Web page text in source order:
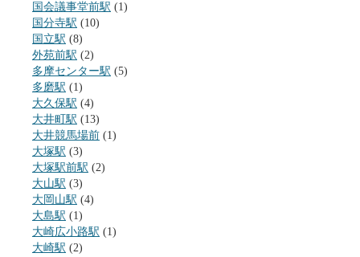
国会議事堂前駅 (1)
国分寺駅 (10)
国立駅 (8)
外苑前駅 (2)
多摩センター駅 (5)
多磨駅 (1)
大久保駅 (4)
大井町駅 (13)
大井競馬場前 (1)
大塚駅 (3)
大塚駅前駅 (2)
大山駅 (3)
大岡山駅 (4)
大島駅 (1)
大崎広小路駅 (1)
大崎駅 (2)